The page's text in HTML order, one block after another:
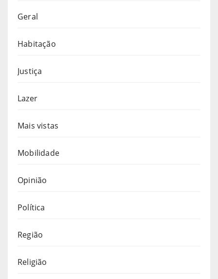
Geral
Habitação
Justiça
Lazer
Mais vistas
Mobilidade
Opinião
Política
Região
Religião